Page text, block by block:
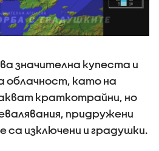
значителна купеста и
облачност, като на
краткотрайни, но
придружени
са изключени и градушки.